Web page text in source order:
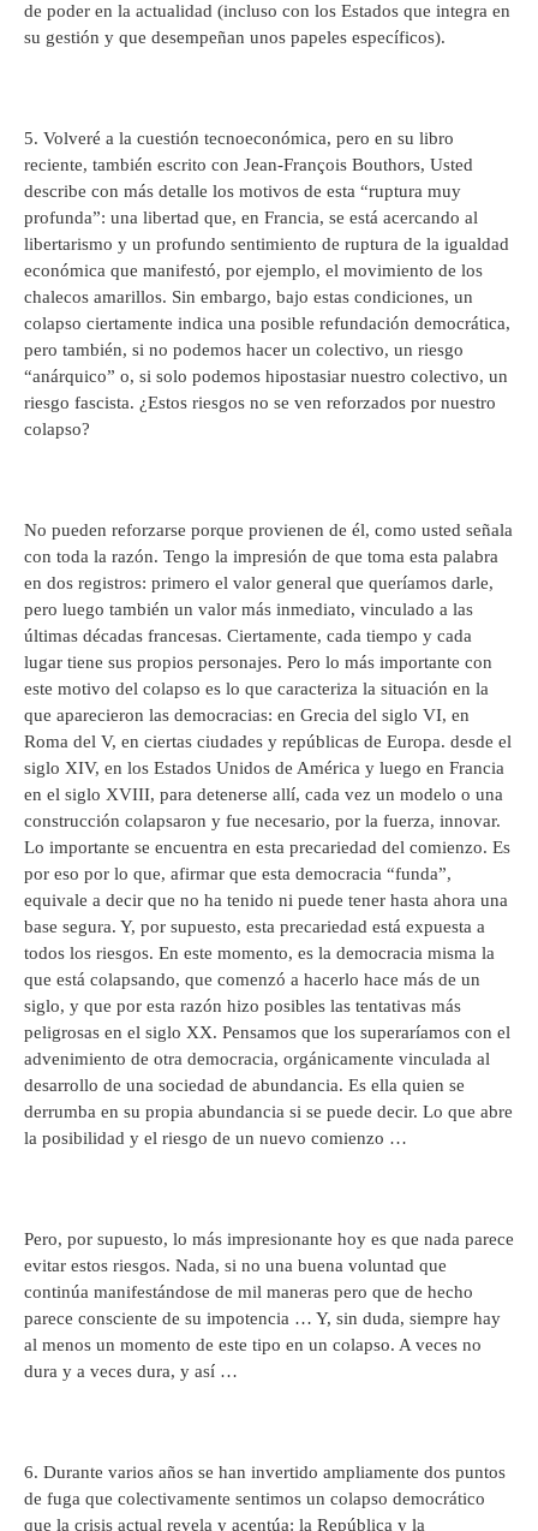
de poder en la actualidad (incluso con los Estados que integra en
su gestión y que desempeñan unos papeles específicos).
5. Volveré a la cuestión tecnoeconómica, pero en su libro
reciente, también escrito con Jean-François Bouthors, Usted
describe con más detalle los motivos de esta “ruptura muy
profunda”: una libertad que, en Francia, se está acercando al
libertarismo y un profundo sentimiento de ruptura de la igualdad
económica que manifestó, por ejemplo, el movimiento de los
chalecos amarillos. Sin embargo, bajo estas condiciones, un
colapso ciertamente indica una posible refundación democrática,
pero también, si no podemos hacer un colectivo, un riesgo
“anárquico” o, si solo podemos hipostasiar nuestro colectivo, un
riesgo fascista. ¿Estos riesgos no se ven reforzados por nuestro
colapso?
No pueden reforzarse porque provienen de él, como usted señala
con toda la razón. Tengo la impresión de que toma esta palabra
en dos registros: primero el valor general que queríamos darle,
pero luego también un valor más inmediato, vinculado a las
últimas décadas francesas. Ciertamente, cada tiempo y cada
lugar tiene sus propios personajes. Pero lo más importante con
este motivo del colapso es lo que caracteriza la situación en la
que aparecieron las democracias: en Grecia del siglo VI, en
Roma del V, en ciertas ciudades y repúblicas de Europa. desde el
siglo XIV, en los Estados Unidos de América y luego en Francia
en el siglo XVIII, para detenerse allí, cada vez un modelo o una
construcción colapsaron y fue necesario, por la fuerza, innovar.
Lo importante se encuentra en esta precariedad del comienzo. Es
por eso por lo que, afirmar que esta democracia “funda”,
equivale a decir que no ha tenido ni puede tener hasta ahora una
base segura. Y, por supuesto, esta precariedad está expuesta a
todos los riesgos. En este momento, es la democracia misma la
que está colapsando, que comenzó a hacerlo hace más de un
siglo, y que por esta razón hizo posibles las tentativas más
peligrosas en el siglo XX. Pensamos que los superaríamos con el
advenimiento de otra democracia, orgánicamente vinculada al
desarrollo de una sociedad de abundancia. Es ella quien se
derrumba en su propia abundancia si se puede decir. Lo que abre
la posibilidad y el riesgo de un nuevo comienzo …
Pero, por supuesto, lo más impresionante hoy es que nada parece
evitar estos riesgos. Nada, si no una buena voluntad que
continúa manifestándose de mil maneras pero que de hecho
parece consciente de su impotencia … Y, sin duda, siempre hay
al menos un momento de este tipo en un colapso. A veces no
dura y a veces dura, y así …
6. Durante varios años se han invertido ampliamente dos puntos
de fuga que colectivamente sentimos un colapso democrático
que la crisis actual revela y acentúa: la República y la